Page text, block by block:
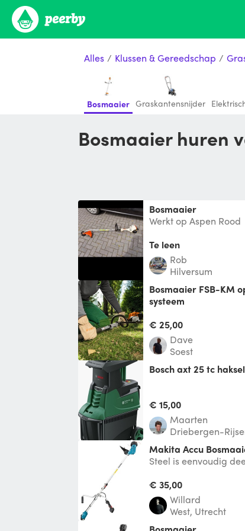
Alles / Klussen & Gereedschap /
Bosmaaier Graskantensnijder
Bosmaaier
Bosmaaier
Werkt op Aspen Rood
Te leen
Rob
Hilversum
Bosmaaier FSB-KM op Stihl KM111R motor multi
systeem
en extra maaidraad.
€ 25,00
Dave
Soest
Bosch axt 25 tc
€ 15,00
Maarten
Driebergen-
Makita Accu
Steel is eenvoudig
Optimaal vermoge
€ 35,00
Willard
West, Utrecht